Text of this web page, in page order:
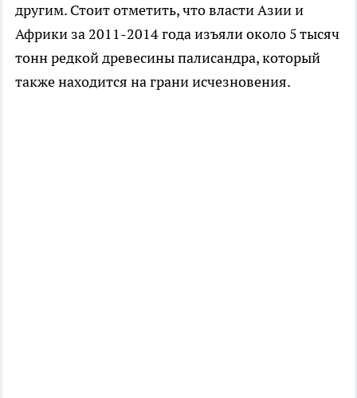
другим. Стоит отметить, что власти Азии и
Африки за 2011-2014 года изъяли около 5 тысяч
тонн редкой древесины палисандра, который
также находится на грани исчезновения.